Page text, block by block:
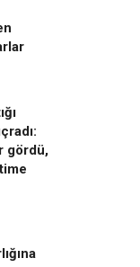
gördü,